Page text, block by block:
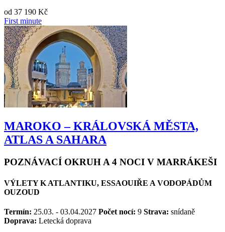
od 37 190 Kč
First minute
MAROKO – KRÁLOVSKÁ MĚSTA,
ATLAS A SAHARA
POZNÁVACÍ OKRUH A 4 NOCI V MARRÁKEŠI
VÝLETY K ATLANTIKU, ESSAOUIŘE A VODOPÁDŮM
OUZOUD
Termín: 25.03. - 03.04.2027 Počet nocí: 9 Strava: snídaně
Doprava: Letecká doprava